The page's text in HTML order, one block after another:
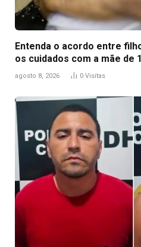
Entenda o acordo entre
os cuidados com a mãe de
agosto 8, 2026 0 Visitas